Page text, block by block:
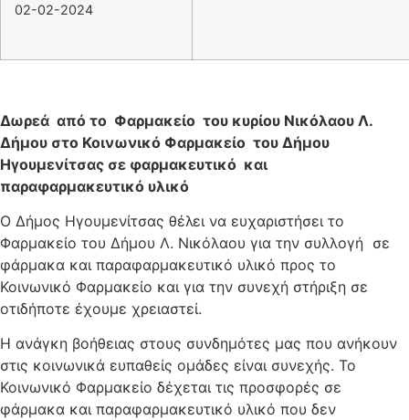
02-02-2024
Δωρεά από το Φαρμακείο του κυρίου Νικόλαου Λ.
Δήμου στο Κοινωνικό Φαρμακείο του Δήμου
Ηγουμενίτσας σε φαρμακευτικό και
παραφαρμακευτικό υλικό
Ο Δήμος Ηγουμενίτσας θέλει να ευχαριστήσει το
Φαρμακείο του Δήμου Λ. Νικόλαου για την συλλογή σε
φάρμακα και παραφαρμακευτικό υλικό προς το
Κοινωνικό Φαρμακείο και για την συνεχή στήριξη σε
οτιδήποτε έχουμε χρειαστεί.
Η ανάγκη βοήθειας στους συνδημότες μας που ανήκουν
στις κοινωνικά ευπαθείς ομάδες είναι συνεχής. Το
Κοινωνικό Φαρμακείο δέχεται τις προσφορές σε
φάρμακα και παραφαρμακευτικό υλικό που δεν